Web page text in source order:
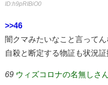
ID:h9pRIBiO0
>>46
闇クマみたいなこと言ってん
自殺と断定する物証も状況
69 ウィズコロナの名無しさん